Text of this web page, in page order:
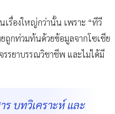
รื่องใหญ่กว่านั้น เพราะ “ทีวี
ถูกท่วมท้นด้วยข้อมูลจากโซเชีย
รรยาบรรณวิชาชีพ และไม่ได้มี
ร บทวิเคราะห์ และ